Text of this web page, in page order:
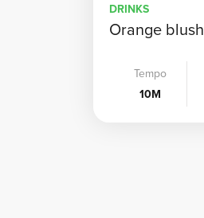
DRINKS
Orange blush
Tempo
10M